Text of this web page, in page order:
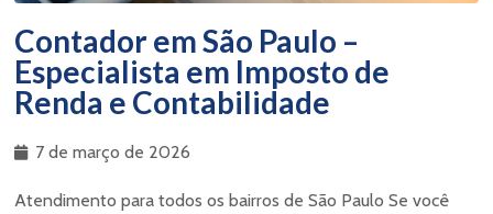
Contador em São Paulo –
Especialista em Imposto de
Renda e Contabilidade
7 de março de 2026
Atendimento para todos os bairros de São Paulo Se você